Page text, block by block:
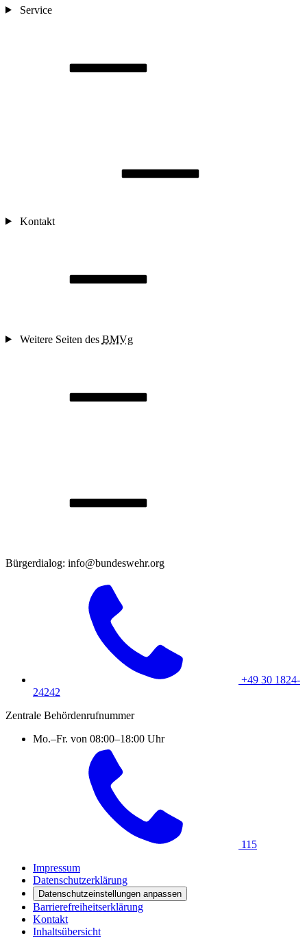
Service
Kontakt
Weitere Seiten des BMVg
Bürgerdialog: info@bundeswehr.org
+49 30 1824-
24242
Zentrale Behördenrufnummer
Mo.–Fr. von 08:00–18:00 Uhr
115
Impressum
Datenschutzerklärung
Datenschutzeinstellungen anpassen
Barrierefreiheitserklärung
Kontakt
Inhaltsübersicht